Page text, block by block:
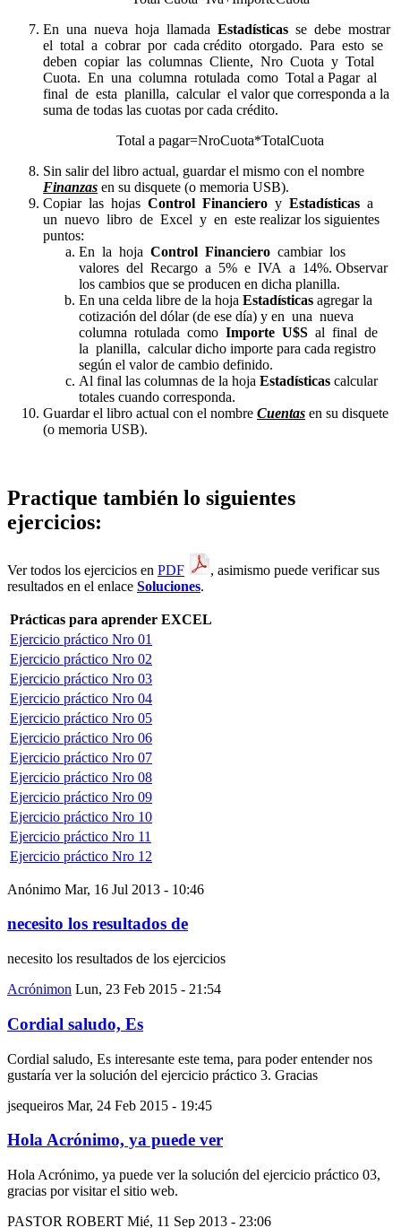
En una nueva hoja llamada Estadísticas se debe mostrar
el total a cobrar por cada crédito otorgado. Para esto se
deben copiar las columnas Cliente, Nro Cuota y Total
Cuota. En una columna rotulada como Total a Pagar al
final de esta planilla, calcular el valor que corresponda a la
suma de todas las cuotas por cada crédito.
Total a pagar=NroCuota*TotalCuota
Sin salir del libro actual, guardar el mismo con el nombre
Finanzas en su disquete (o memoria USB).
Copiar las hojas Control Financiero y Estadísticas a
un nuevo libro de Excel y en este realizar los siguientes
puntos:
En la hoja Control Financiero cambiar los
valores del Recargo a 5% e IVA a 14%. Observar
los cambios que se producen en dicha planilla.
En una celda libre de la hoja Estadísticas agregar la
cotización del dólar (de ese día) y en una nueva
columna rotulada como Importe U$S al final de
la planilla, calcular dicho importe para cada registro
según el valor de cambio definido.
Al final las columnas de la hoja Estadísticas calcular
totales cuando corresponda.
Guardar el libro actual con el nombre Cuentas en su disquete
(o memoria USB).
Practique también lo siguientes
ejercicios:
Ver todos los ejercicios en PDF
, asimismo puede verificar sus
resultados en el enlace Soluciones.
Prácticas para aprender EXCEL
Ejercicio práctico Nro 01
Ejercicio práctico Nro 02
Ejercicio práctico Nro 03
Ejercicio práctico Nro 04
Ejercicio práctico Nro 05
Ejercicio práctico Nro 06
Ejercicio práctico Nro 07
Ejercicio práctico Nro 08
Ejercicio práctico Nro 09
Ejercicio práctico Nro 10
Ejercicio práctico Nro 11
Ejercicio práctico Nro 12
Anónimo Mar, 16 Jul 2013 - 10:46
necesito los resultados de
necesito los resultados de los ejercicios
Acrónimon Lun, 23 Feb 2015 - 21:54
Cordial saludo, Es
Cordial saludo, Es interesante este tema, para poder entender nos
gustaría ver la solución del ejercicio práctico 3. Gracias
jsequeiros Mar, 24 Feb 2015 - 19:45
Hola Acrónimo, ya puede ver
Hola Acrónimo, ya puede ver la solución del ejercicio práctico 03,
gracias por visitar el sitio web.
PASTOR ROBERT Mié, 11 Sep 2013 - 23:06